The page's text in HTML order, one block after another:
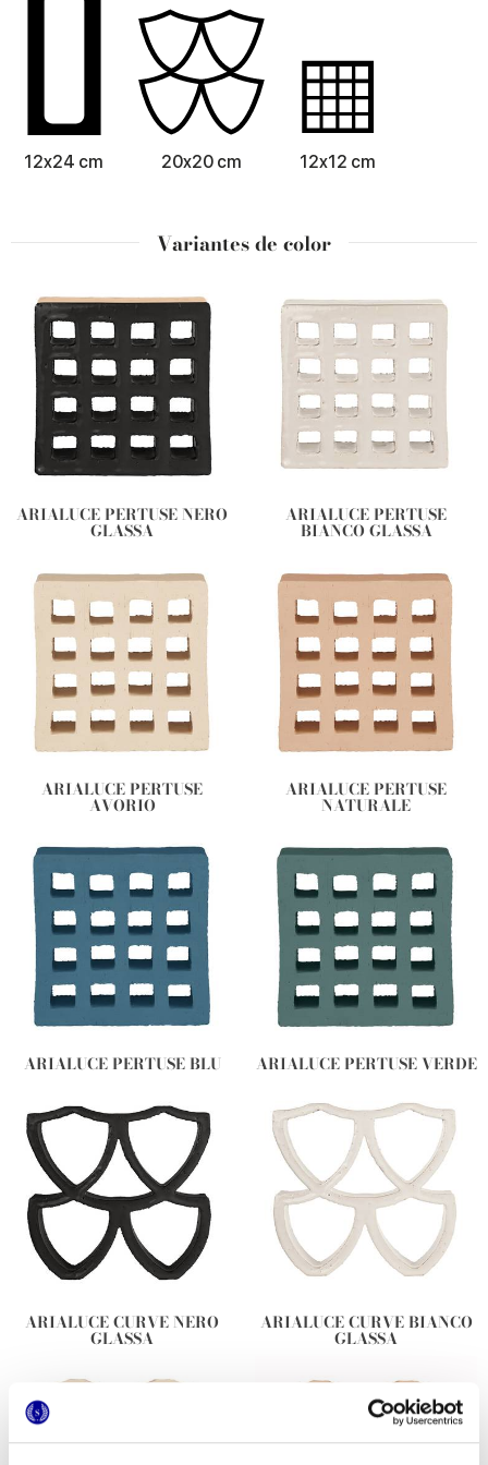
12x24 cm 20x20 cm 12x12 cm
Variantes de color
ARIALUCE PERTUSE NERO
GLASSA
ARIALUCE PERTUSE
BIANCO GLASSA
ARIALUCE PERTUSE
AVORIO
ARIALUCE PERTUSE
NATURALE
ARIALUCE PERTUSE BLU ARIALUCE PERTUSE VERDE
ARIALUCE CURVE NERO
GLASSA
ARIALUCE CURVE BIANCO
GLASSA